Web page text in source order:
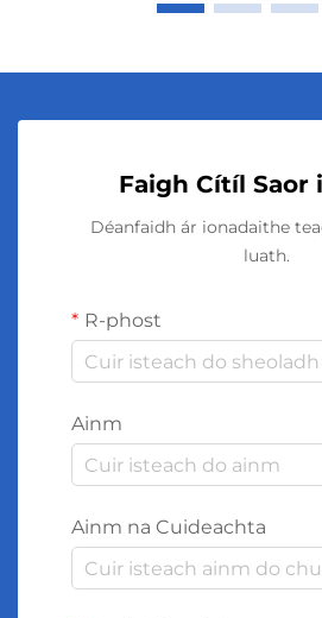
Faigh Cítíl Saor
Déanfaidh ár ionadaithe
luath.
R-phost
Ainm
Ainm na Cuideachta